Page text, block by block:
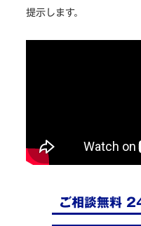
提示します。
ご相談無料